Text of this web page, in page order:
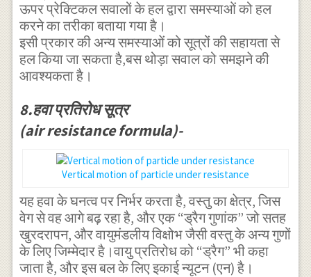
{ g } { v }_{
1 }^{ 2
}+\frac { k
}{ g } { v
}_{ 0 }^{ 2
}-\frac { { k
}^{ 2 } }{ {
g }^{ 2 } } {
v }_{ 0 }^{
2 }{ v }_{ 1
}^{ 2 }=1\\
\Rightarrow
\frac { k }{
ऊपर प्रेक्टिकल सवालों के हल द्वारा समस्याओं को हल
करने का तरीका बताया गया है।
इसी प्रकार की अन्य समस्याओं को सूत्रों की सहायता से
हल किया जा सकता है,बस थोड़ा सवाल को समझने की
आवश्यकता है।
8.हवा प्रतिरोध सूत्र
(air resistance formula)-
Vertical motion of particle under resistance
यह हवा के घनत्व पर निर्भर करता है, वस्तु का क्षेत्र, जिस
वेग से वह आगे बढ़ रहा है, और एक “ड्रैग गुणांक” जो सतह
खुरदरापन, और वायुमंडलीय विक्षोभ जैसी वस्तु के अन्य गुणों
के लिए जिम्मेदार है।वायु प्रतिरोध को “ड्रैग” भी कहा
जाता है, और इस बल के लिए इकाई न्यूटन (एन) है।